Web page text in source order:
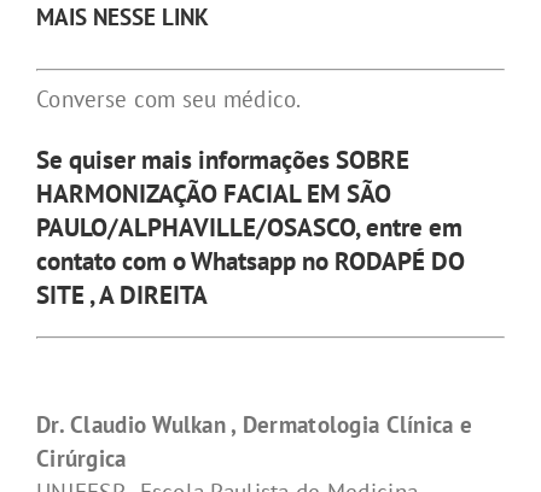
MAIS NESSE LINK
Converse com seu médico.
Se quiser mais informaçõesSOBRE
HARMONIZAÇÃO FACIAL EM SÃO
PAULO/ALPHAVILLE/OSASCO, entre em
contato com o Whatsapp no RODAPÉ DO
SITE , A DIREITA
Dr. Claudio Wulkan , Dermatologia Clínica e
Cirúrgica